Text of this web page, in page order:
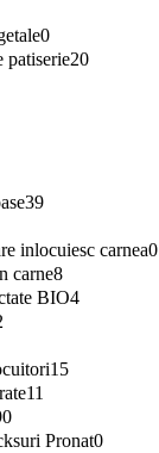
0
patiserie20
39
inlocuiesc carnea0
carne8
BIO4
15
11
Pronat0